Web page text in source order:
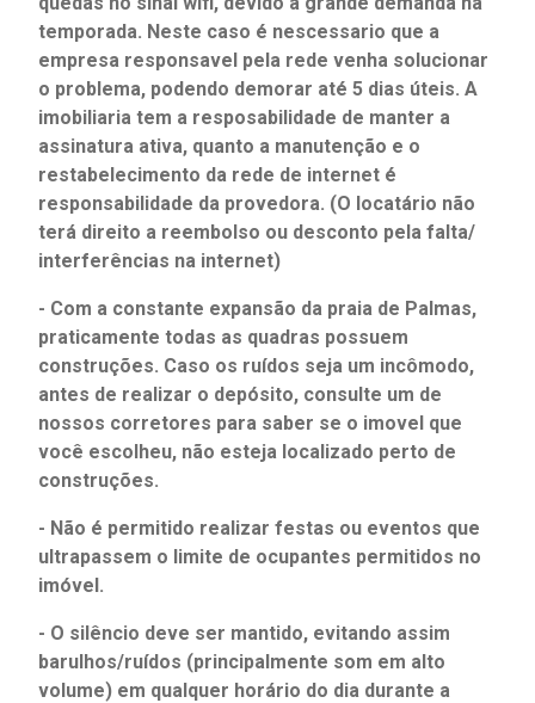
temporada. Neste caso é nescessario que a
empresa responsavel pela rede venha solucionar
o problema, podendo demorar até 5 dias úteis. A
imobiliaria tem a resposabilidade de manter a
assinatura ativa, quanto a manutenção e o
restabelecimento da rede de internet é
responsabilidade da provedora. (O locatário não
terá direito a reembolso ou desconto pela falta/
interferências na internet)
- Com a constante expansão da praia de Palmas,
praticamente todas as quadras possuem
construções. Caso os ruídos seja um incômodo,
antes de realizar o depósito, consulte um de
nossos corretores para saber se o imovel que
você escolheu, não esteja localizado perto de
construções.
- Não é permitido realizar festas ou eventos que
ultrapassem o limite de ocupantes permitidos no
imóvel.
- O silêncio deve ser mantido, evitando assim
barulhos/ruídos (principalmente som em alto
volume) em qualquer horário do dia durante a